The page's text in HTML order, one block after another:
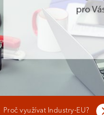
Proč využívat Industry-EU?